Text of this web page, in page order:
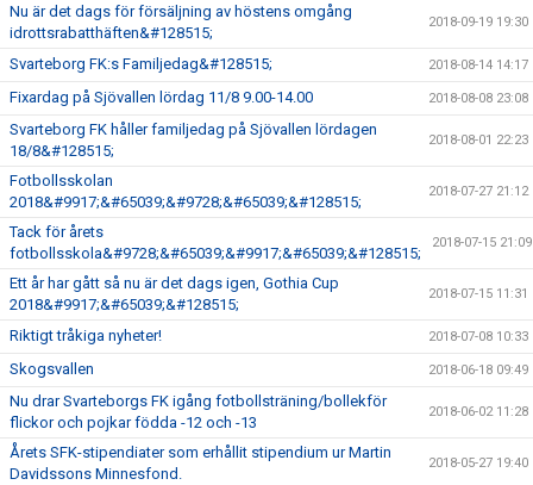
Nu är det dags för försäljning av höstens omgång
idrottsrabatthäften&#128515;
2018-09-19 19:30
Svarteborg FK:s Familjedag&#128515; 2018-08-14 14:17
Fixardag på Sjövallen lördag 11/8 9.00-14.00 2018-08-08 23:08
Svarteborg FK håller familjedag på Sjövallen lördagen
18/8&#128515;
2018-08-01 22:23
Fotbollsskolan
2018&#9917;&#65039;&#9728;&#65039;&#128515;
2018-07-27 21:12
Tack för årets
fotbollsskola&#9728;&#65039;&#9917;&#65039;&#128515;
2018-07-15 21:09
Ett år har gått så nu är det dags igen, Gothia Cup
2018&#9917;&#65039;&#128515;
2018-07-15 11:31
Riktigt tråkiga nyheter! 2018-07-08 10:33
Skogsvallen 2018-06-18 09:49
Nu drar Svarteborgs FK igång fotbollsträning/bollekför
flickor och pojkar födda -12 och -13
2018-06-02 11:28
Årets SFK-stipendiater som erhållit stipendium ur Martin
Davidssons Minnesfond.
2018-05-27 19:40